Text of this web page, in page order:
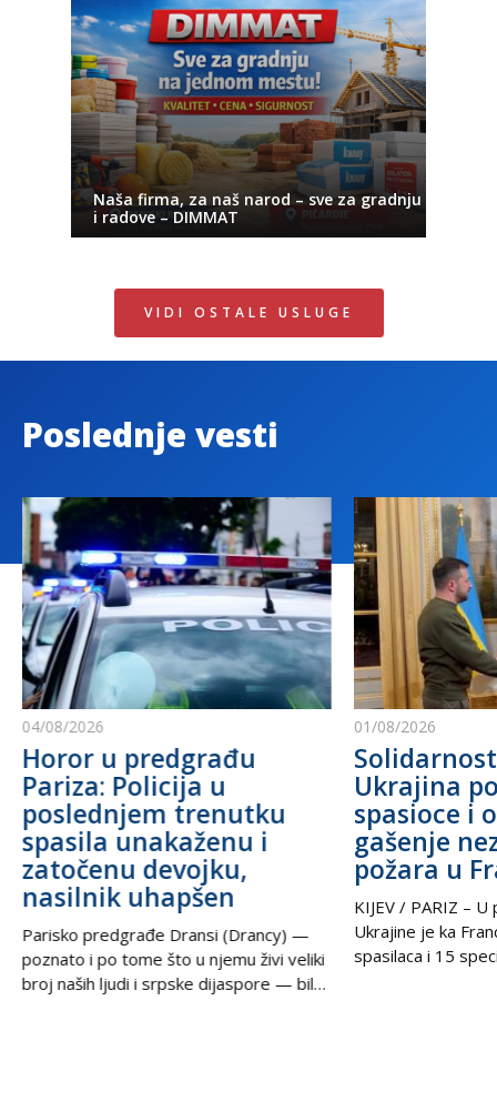
Naša firma, za naš narod – sve za gradnju
i radove – DIMMAT
VIDI OSTALE USLUGE
Poslednje vesti
04/08/2026
Horor u predgrađu
Pariza: Policija u
poslednjem trenutku
spasila unakaženu i
zatočenu devojku,
nasilnik uhapšen
Parisko predgrađe Dransi (Drancy) —
poznato i po tome što u njemu živi veliki
broj naših ljudi i srpske dijaspore — bilo
01/08/2026
Ukrajina
spasioce i
gašenje
požara u
KIJEV / PARIZ –
Ukrajine je ka
spasilaca i 15